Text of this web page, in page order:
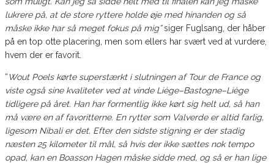
lukrere på, at de store ryttere holde øje med hinanden og så
måske ikke har så meget fokus på mig”siger Fuglsang, der håber
på en top otte placering, men som ellers har svært ved at vurdere,
hvem der er favorit.
“Wout Poels kørte superstærkt i slutningen af Tour de France og
viste også sine kvaliteter ved at vinde Liège–Bastogne–Liège
tidligere på året. Han har formentlig ikke kørt sig helt ud, så han
må være en af favoritterne. En rytter som Valverde er altid farlig,
ligesom Nibali er det. Efter den sidste stigning er der stadig
næsten 25 kilometer til mål, så hvis der ikke sættes nok tempo
opad, kan en Boasson Hagen måske sidde med, og så er han lige